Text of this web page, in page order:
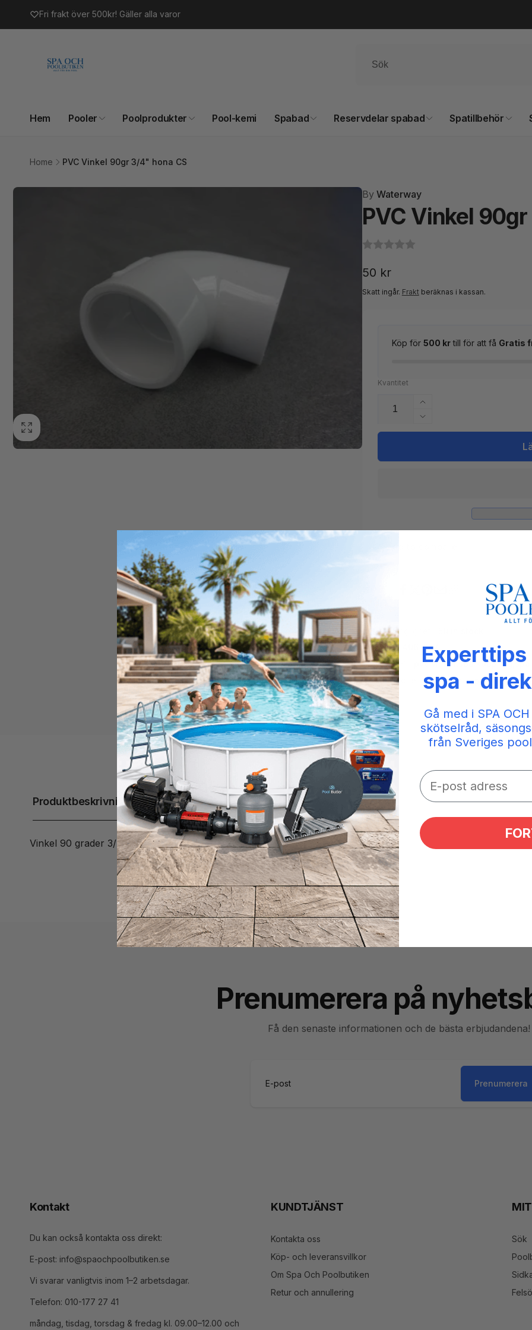
innehåll
Fri frakt över 500kr! Gäller alla varor
Hem Pooler Poolprodukter Pool-kemi Spabad Reservdelar spabad Spatillbehör
Home PVC Vinkel 90gr 3/4" hona CS
Gå vidare till
ByWaterway
PVC Vinkel
Ordinarie
pris
50 kr
Skatt ingår. Fraktberäknas i kassan.
Köp för 500 krtill för att få Gratis
Kvantitet
Öka
kvantitet
för
Minska
kvantitet
PVC
Tillgänglighet:
SKU:
406-007
Taggar:
pvc vinkel, spa koppling, spa
Kategorier:
3/4" Lim koppling
Produktbeskrivning
Vinkel 90 grader 3/4" tum, Inv mått 27 mm för slang eller rör
Prenumerera på
Få den senaste informationen och de bästa erbjudandena!
Prenumerera
Kontakt
Du kan också kontakta oss direkt:
E-post: info@spaochpoolbutiken.se
Vi svarar vanligtvis inom 1–2 arbetsdagar.
Telefon: 010-177 27 41
måndag, tisdag, torsdag & fredag kl. 09.00–12.00 och
KUNDTJÄNST
Kontakta oss
Köp- och leveransvillkor
Om Spa Och Poolbutiken
Retur och annullering
Sök
spa -
Gå med i SPA
skötselråd,
från Sveriges